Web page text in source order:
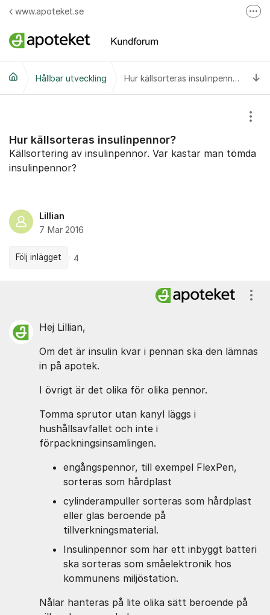
Hoppa till innehåll
www.apoteket.se
Ring till Apotekets kundservice
Hållbar utveckling Hur källsorteras insulinpennor?
Hur källsorteras insulinpennor?
Källsortering av insulinpennor. Var kastar man tömda
insulinpennor?
Lillian
7 Mar 2016
Följ inlägget 4
Hej Lillian,
Om det är insulin kvar i pennan ska den lämnas
in på apotek.
I övrigt är det olika för olika pennor.
Tomma sprutor utan kanyl läggs i
hushållsavfallet och inte i
förpackningsinsamlingen.
engångspennor, till exempel FlexPen,
sorteras som hårdplast
cylinderampuller sorteras som hårdplast
eller glas beroende på
tillverkningsmaterial.
Insulinpennor som har ett inbyggt batteri
ska sorteras som småelektronik hos
kommunens miljöstation.
Nålar hanteras på lite olika sätt beroende på